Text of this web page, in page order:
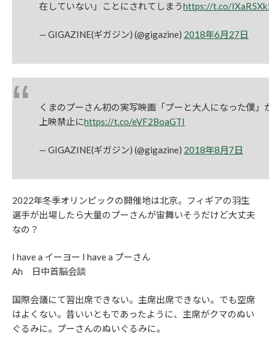
在していない」ことにされてしまうhttps://t.co/
— GIGAZINE(ギガジン) (@gigazine) 2018年6月27日
くまのプーさん初の実写映画「プーと大人になった僕」
上映禁止にhttps://t.co/eVF2BoaGTI
— GIGAZINE(ギガジン) (@gigazine) 2018年8月7日
2022年冬季オリンピックの開催地は北京。フィギアの羽生
選手が出場したら大量のプーさんが宙舞いそうだけど大丈夫
なの？
I have a イーヨー I have a プーさん
Ah 日中首脳会談
国際会議にて習出席できない。主席出席できない。でも空席
はよくない。昔いいともであったように、主席がクマのぬい
ぐるみに。プーさんのぬいぐるみに。